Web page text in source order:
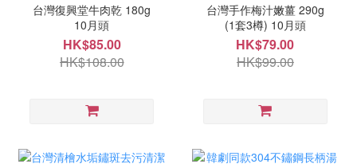
台灣復興堂牛肉乾 180g
10月頭
HK$85.00
HK$108.00
台灣手作梅汁嫩薑 290g
(1套3樽) 10月頭
HK$79.00
HK$99.00